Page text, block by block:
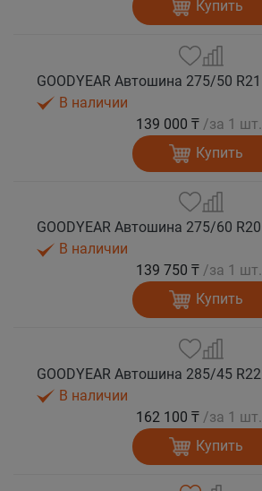
Купить
В наличии
139 000 ₸ /за 1 шт.
Купить
В наличии
139 750 ₸ /за 1 шт.
Купить
В наличии
162 100 ₸ /за 1 шт.
Купить